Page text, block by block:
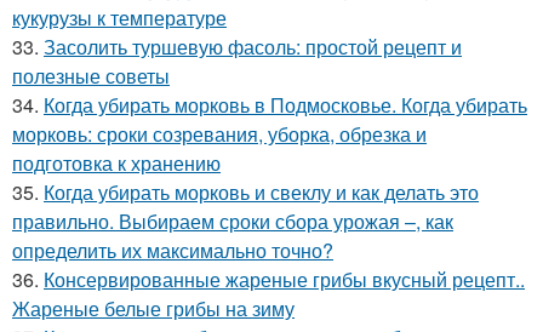
кукурузы к температуре
33. Засолить туршевую фасоль: простой рецепт и
полезные советы
34. Когда убирать морковь в Подмосковье. Когда убирать
морковь: сроки созревания, уборка, обрезка и
подготовка к хранению
35. Когда убирать морковь и свеклу и как делать это
правильно. Выбираем сроки сбора урожая –, как
определить их максимально точно?
36. Консервированные жареные грибы вкусный рецепт..
Жареные белые грибы на зиму